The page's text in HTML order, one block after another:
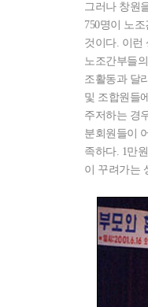
그러나 창원
750명이 노
것이다. 이런
노조간부들
조활동과 달
및 조합원들
주저하는 경
분회원들이
족하다. 1만
이 꾸려가는